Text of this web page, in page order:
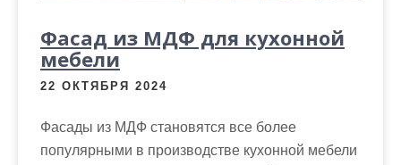
Фасад из МДФ для кухонной
мебели
22 ОКТЯБРЯ 2024
Фасады из МДФ становятся все более
популярными в производстве кухонной мебели